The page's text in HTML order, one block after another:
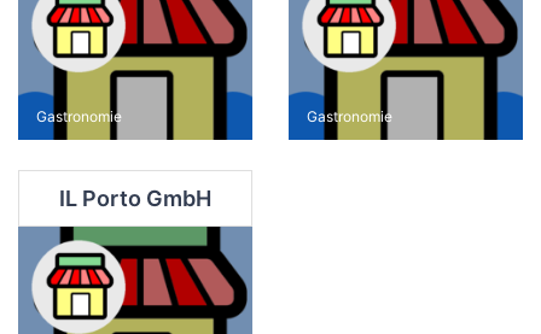
Gastronomie Gastronomie
IL Porto GmbH